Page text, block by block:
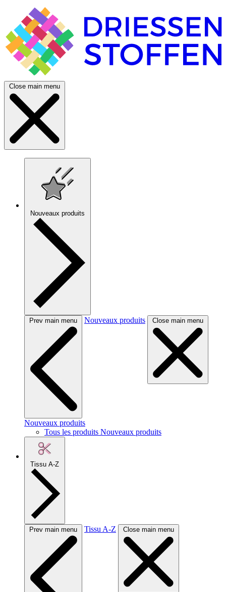
Close main menu
Nouveaux produits
Prev main menu Nouveaux produits Close main menu
Nouveaux produits
Tous les produits Nouveaux produits
Tissu A-Z
Prev main menu Tissu A-Z Close main menu